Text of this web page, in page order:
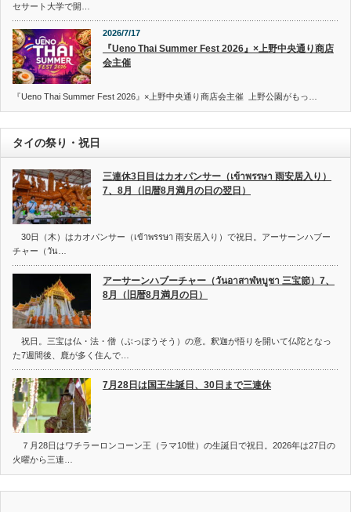
セサート大学で開…
2026/7/17
『Ueno Thai Summer Fest 2026』×上野中央通り商店
会主催
『Ueno Thai Summer Fest 2026』×上野中央通り商店会主催 上野公園がもっ…
タイの祭り・祝日
三連休3日目はカオパンサー（เข้าพรรษา 雨安居入り）
7、8月（旧暦8月満月の日の翌日）
30日（木）はカオパンサー（เข้าพรรษา 雨安居入り）で祝日。アーサーンハブー
チャー（วัน…
アーサーンハブーチャー（วันอาสาฬหบูชา 三宝節）7、
8月（旧暦8月満月の日）
祝日。三宝は仏・法・僧（ぶっぽうそう）の意。釈迦が悟りを開いて仏陀となっ
た7週間後、鹿が多く住んで…
7月28日は国王生誕日、30日まで三連休
７月28日はワチラーロンコーン王（ラマ10世）の生誕日で祝日。2026年は27日の
火曜から三連…